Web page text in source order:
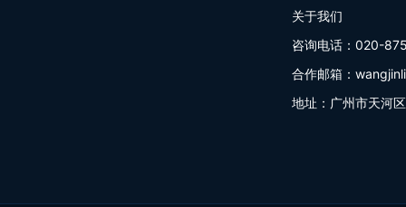
关于我们
咨询电话：020-
合作邮箱：
地址：广州市天河